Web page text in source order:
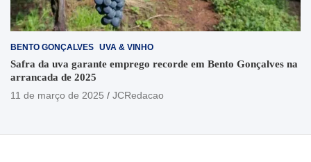
BENTO GONÇALVES UVA & VINHO
Safra da uva garante emprego recorde em Bento Gonçalves na
arrancada de 2025
11 de março de 2025
JCRedacao